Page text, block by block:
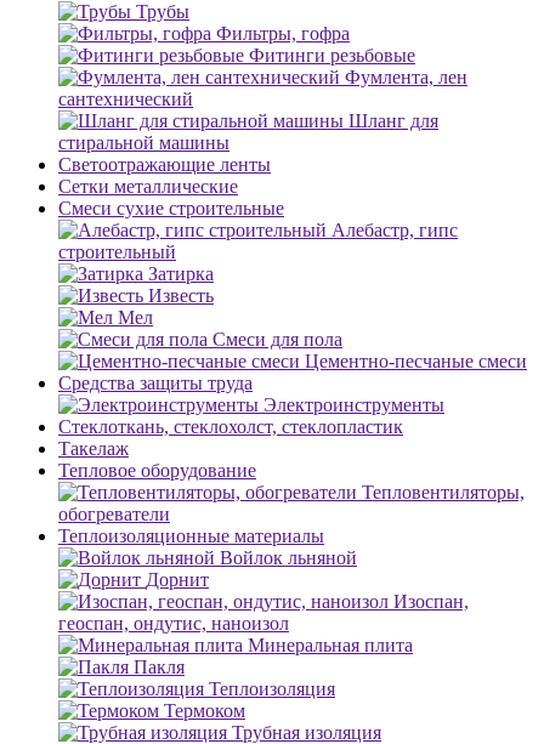
Трубы
Фильтры, гофра
Фитинги резьбовые
Фумлента, лен
сантехнический
Шланг для
стиральной машины
Светоотражающие ленты
Сетки металлические
Смеси сухие строительные
Алебастр, гипс
строительный
Затирка
Известь
Мел
Смеси для пола
Цементно-песчаные смеси
Средства защиты труда
Электроинструменты
Стеклоткань, стеклохолст, стеклопластик
Такелаж
Тепловое оборудование
Тепловентиляторы,
обогреватели
Теплоизоляционные материалы
Войлок льняной
Дорнит
Изоспан,
геоспан, ондутис, наноизол
Минеральная плита
Пакля
Теплоизоляция
Термоком
Трубная изоляция